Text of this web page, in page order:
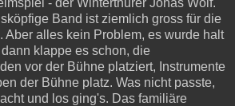
Band ist ziemlich gross für die
Aber alles kein Problem, es wurde halt
klappe es schon, die
vor der Bühne platziert, Instrumente
der Bühne platz. Was nicht passte,
und los ging's. Das familiäre